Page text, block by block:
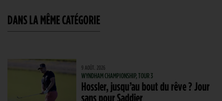
DANS LA MÊME CATÉGORIE
9 AOÛT. 2026
WYNDHAM CHAMPIONSHIP, TOUR 3
Hossler, jusqu’au bout du rêve ? Jour
sans pour Saddier